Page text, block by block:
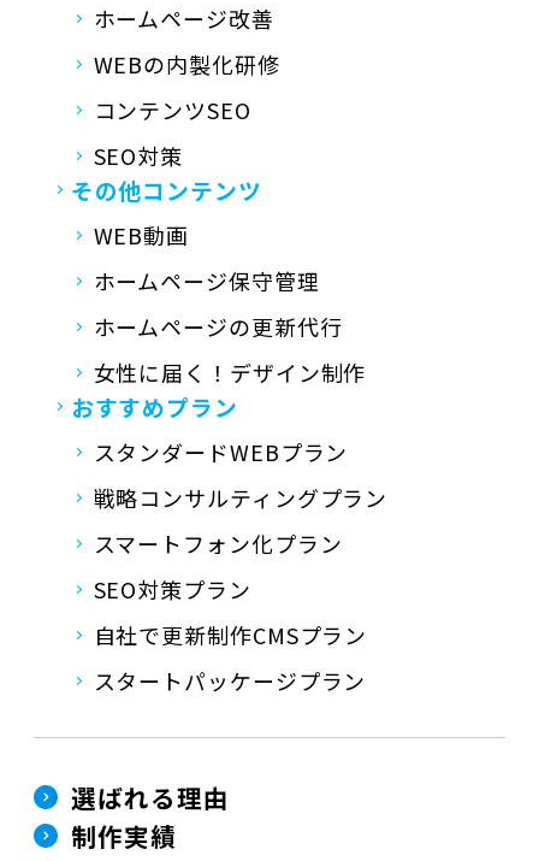
ホームページ改善
WEBの内製化研修
コンテンツSEO
SEO対策
その他コンテンツ
WEB動画
ホームページ保守管理
ホームページの更新代行
女性に届く！デザイン制作
おすすめプラン
スタンダードWEBプラン
戦略コンサルティングプラン
スマートフォン化プラン
SEO対策プラン
自社で更新制作CMSプラン
スタートパッケージプラン
選ばれる理由
制作実績